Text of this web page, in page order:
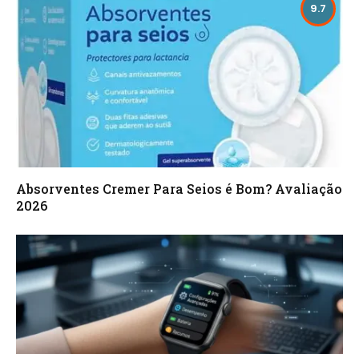
9.7
Absorventes Cremer Para Seios é Bom? Avaliação
2026